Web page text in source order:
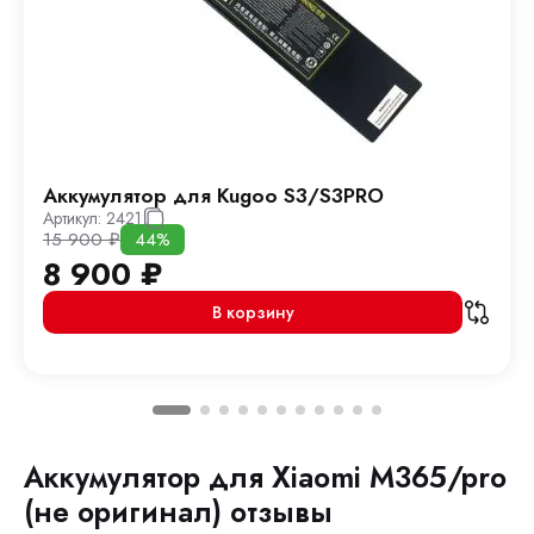
Аккумулятор для Kugoo S3/S3PRO
Артикул: 2421
15 900₽ 44%
8 900 ₽
В корзину
Аккумулятор для Xiaomi M365/pro
(не оригинал) отзывы